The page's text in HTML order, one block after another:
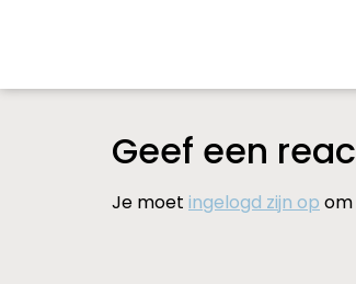
Geef een
Je moet ingelogd zijn op